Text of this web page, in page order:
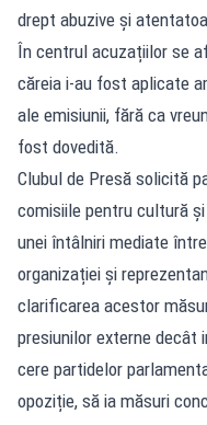
drept abuzive și
În centrul acuzațiilor se
căreia i-au fost aplicate
ale emisiunii, fără ca
fost dovedită.
Clubul de Presă solicită
comisiile pentru cultură
unei întâlniri mediate
organizației și
clarificarea acestor
presiunilor externe decât
cere partidelor
opoziție, să ia măsuri